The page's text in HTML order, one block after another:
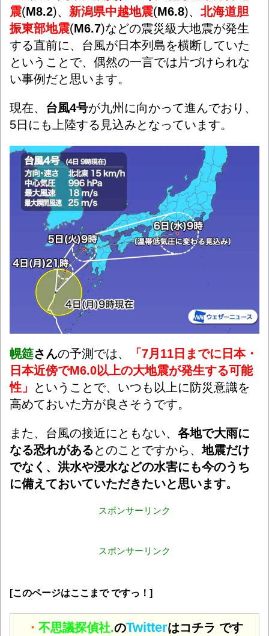
震(M8.2)、 新潟県中越地震(M6.8)、 北海道胆
振東部地震(M6.7)などの震災級大地震が発生
する直前に、台風が日本列島を横断していた
ということで、偶然の一言では片づけられな
い事例だと思います。
現在、 台風4号が九州に向かって進んでおり、
5日にも上陸する見込みとなっています。
幌筵さんの予測では、 「 7月11日までに日本・
日本近傍でM6.0以上の大地震が発生する可能
性 」
ということで、いつも以上に防災意識を
高めておいた方が良さそうです。
また、台風の接近にともない、 各地で大雨に
なる恐れがあるとのことですから、地震だけ
でなく、洪水や浸水などの水害にも今のうち
に備えておいていただきたいと思います。
スポンサーリンク
スポンサーリンク
[このページはここまで ですっ！]
・ 不思議探偵社.のTwitterはコチラ です